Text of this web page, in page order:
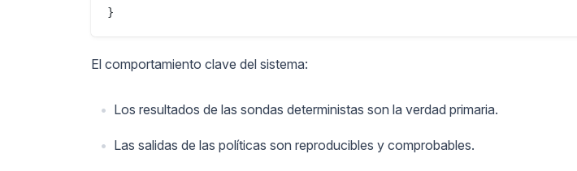
El comportamiento clave del sistema:
Los resultados de las sondas deterministas son la verdad primaria.
Las salidas de las políticas son reproducibles y comprobables.